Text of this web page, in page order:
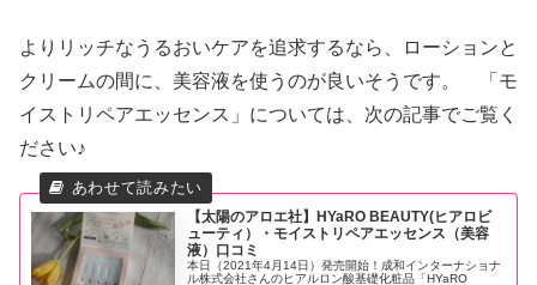
よりリッチなうるおいケアを追求するなら、ローションと
クリームの間に、美容液を使うのが良いそうです。 「モ
イストリペアエッセンス」については、次の記事でご覧く
ださい♪
【太陽のアロエ社】HYaRO BEAUTY(ヒアロビ
ューティ）・モイストリペアエッセンス（美容
液）口コミ
本日（2021年4月14日）発売開始！成和インターナショナ
ル株式会社さんのヒアルロン酸基礎化粧品「HYaRO